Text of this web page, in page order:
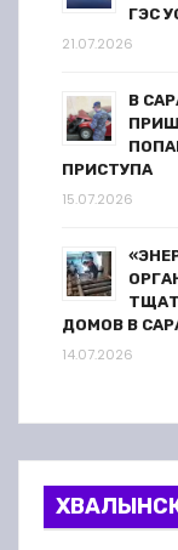
ГЭС
21.07.2026
В
ПРИСТУПА
15.07.2026
ДОМОВ В
14.07.2026